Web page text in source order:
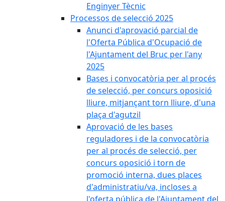
Enginyer Tècnic
Processos de selecció 2025
Anunci d'aprovació parcial de
l'Oferta Pública d'Ocupació de
l'Ajuntament del Bruc per l'any
2025
Bases i convocatòria per al procés
de selecció, per concurs oposició
lliure, mitjançant torn lliure, d'una
plaça d'agutzil
Aprovació de les bases
reguladores i de la convocatòria
per al procés de selecció, per
concurs oposició i torn de
promoció interna, dues places
d'administratiu/va, incloses a